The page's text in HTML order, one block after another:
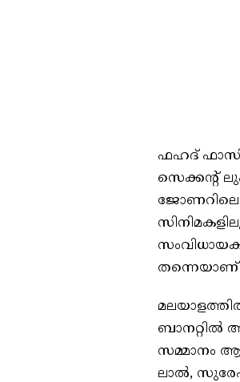
ഫഹദ്
സെക്കന്റ്‌
തന്നെയാണ്
ബാനറ്റിൽ
സമ്മാനം
ലാൽ,